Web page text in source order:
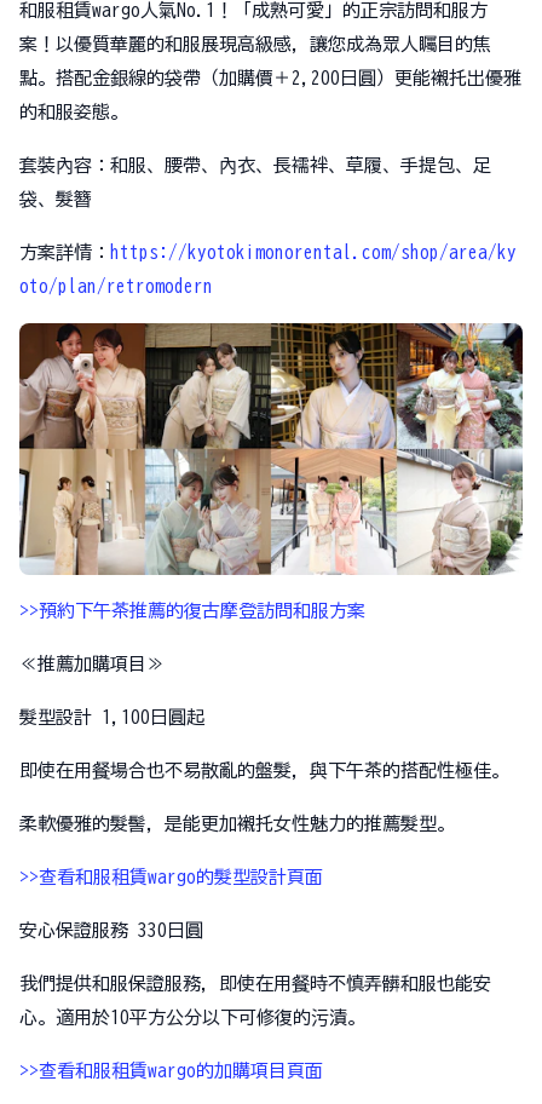
和服租賃wargo人氣No.1！「成熟可愛」的正宗訪問和服方
案！以優質華麗的和服展現高級感，讓您成為眾人矚目的焦
點。搭配金銀線的袋帶（加購價＋2,200日圓）更能襯托出優雅
的和服姿態。
套裝內容：和服、腰帶、內衣、長襦袢、草履、手提包、足
袋、髮簪
方案詳情： https://kyotokimonorental.com/shop/area/ky
oto/plan/retromodern
>>預約下午茶推薦的復古摩登訪問和服方案
≪推薦加購項目≫
髮型設計 1,100日圓起
即使在用餐場合也不易散亂的盤髮，與下午茶的搭配性極佳。
柔軟優雅的髮髻，是能更加襯托女性魅力的推薦髮型。
>>查看和服租賃wargo的髮型設計頁面
安心保證服務 330日圓
我們提供和服保證服務，即使在用餐時不慎弄髒和服也能安
心。適用於10平方公分以下可修復的污漬。
>>查看和服租賃wargo的加購項目頁面